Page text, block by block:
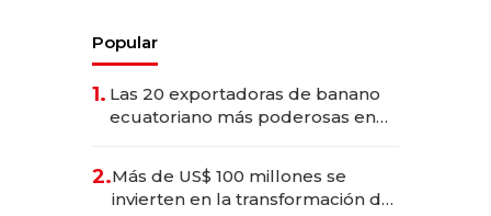
Popular
1. Las 20 exportadoras de banano
ecuatoriano más poderosas en
2.Más de US$ 100 millones se
invierten en la transformación de